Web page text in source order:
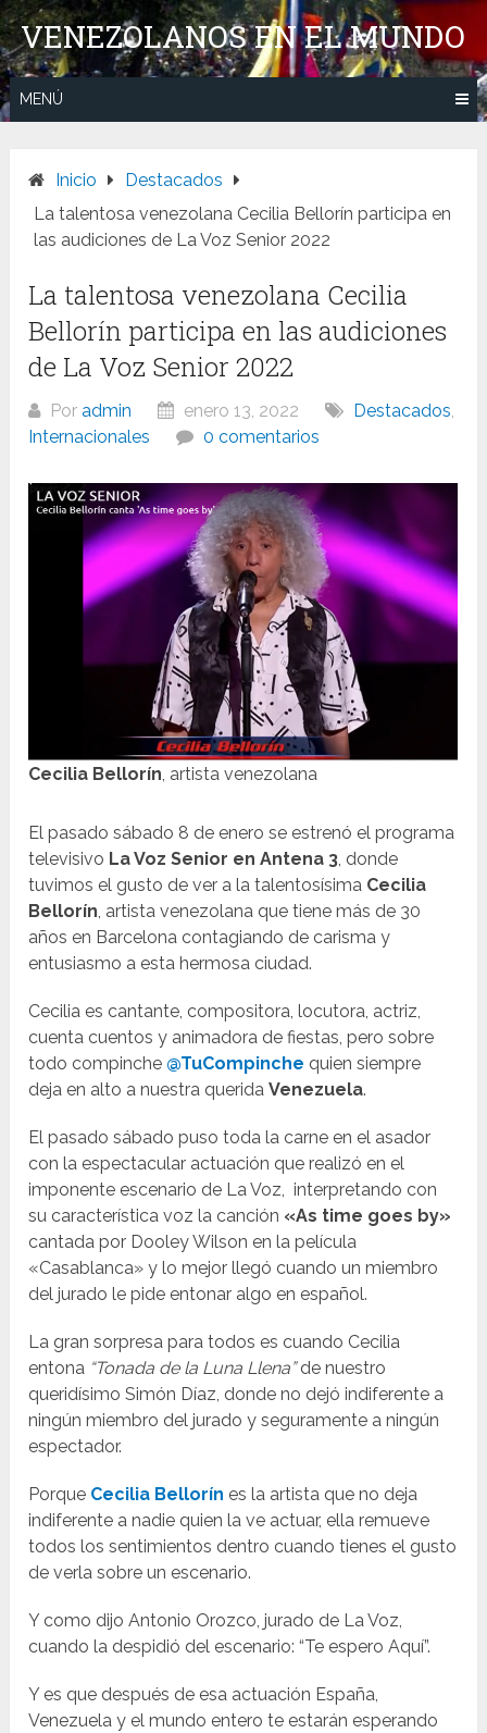
Saltar
al
contenido
VENEZOLANOS EN EL MUNDO
MENÚ
Inicio
Destacados
La talentosa venezolana Cecilia Bellorín participa en
las audiciones de La Voz Senior 2022
La talentosa venezolana Cecilia
Bellorín participa en las audiciones
de La Voz Senior 2022
Poradmin enero 13, 2022 Destacados,
Internacionales
0 comentarios
Cecilia Bellorín, artista venezolana
El pasado sábado 8 de enero se estrenó el programa
televisivo La Voz Senior en Antena 3, donde
tuvimos el gusto de ver a la talentosísima Cecilia
Bellorín, artista venezolana que tiene más de 30
años en Barcelona contagiando de carisma y
entusiasmo a esta hermosa ciudad.
Cecilia es cantante, compositora, locutora, actriz,
cuenta cuentos y animadora de fiestas, pero sobre
todo compinche @TuCompinche quien siempre
deja en alto a nuestra queridaVenezuela.
El pasado sábado puso toda la carne en el asador
con la espectacular actuación que realizó en el
imponente escenario de La Voz, interpretando con
su característica voz la canción «As time goes by»
cantada por Dooley Wilson en la película
«Casablanca» y lo mejor llegó cuando un miembro
del jurado le pide entonar algo en español.
La gran sorpresa para todos es cuando Cecilia
entona “Tonada de la Luna Llena”de nuestro
queridísimo Simón Díaz, donde no dejó indiferente a
ningún miembro del jurado y seguramente a ningún
espectador.
Porque Cecilia Bellorín es la artista que no deja
indiferente a nadie quien la ve actuar, ella remueve
todos los sentimientos dentro cuando tienes el gusto
de verla sobre un escenario.
Y como dijo Antonio Orozco, jurado de La Voz,
cuando la despidió del escenario: “Te espero Aquí”.
Y es que después de esa actuación España,
Venezuela y el mundo entero te estarán esperando